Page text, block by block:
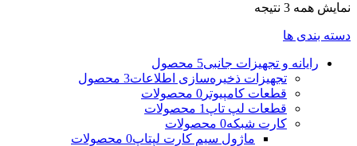
نمایش همه 3 نتیجه
دسته بندی ها
رایانه و تجهیزات جانبی5 محصول
تجهیزات ذخیره‌سازی اطلاعات3 محصول
قطعات کامپیوتر 0 محصولات
قطعات لپ تاپ 1 محصولات
کارت شبکه0 محصولات
ماژول سیم کارت لپتاپ0 محصولات